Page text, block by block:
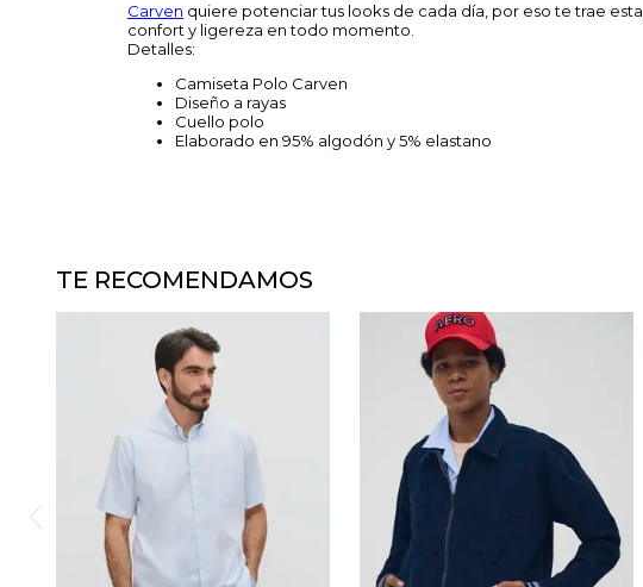
Carven quiere potenciar tus looks de cada día, por eso te trae esta
confort y ligereza en todo momento.
Detalles:
Camiseta Polo Carven
Diseño a rayas
Cuello polo
Elaborado en 95% algodón y 5% elastano
TE RECOMENDAMOS